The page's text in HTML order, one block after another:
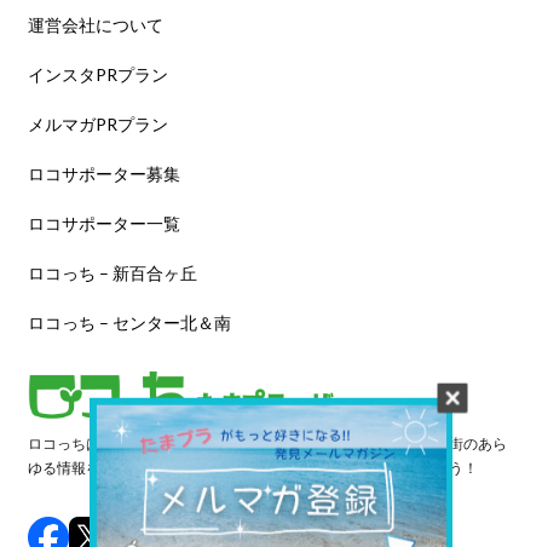
運営会社について
インスタPRプラン
メルマガPRプラン
ロコサポーター募集
ロコサポーター一覧
ロコっち – 新百合ヶ丘
ロコっち – センター北＆南
ロコっちは、あなたのジモト体験を豊かにする情報サイトです。街のあら
ゆる情報を収集し、日々更新しています。早速情報を探してみよう！